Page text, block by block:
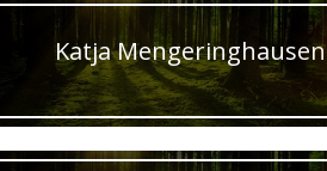
Katja Mengeringhausen